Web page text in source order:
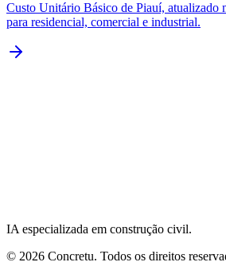
Custo Unitário Básico de Piauí, atualizado
para residencial, comercial e industrial.
IA especializada em construção civil.
© 2026 Concretu. Todos os direitos